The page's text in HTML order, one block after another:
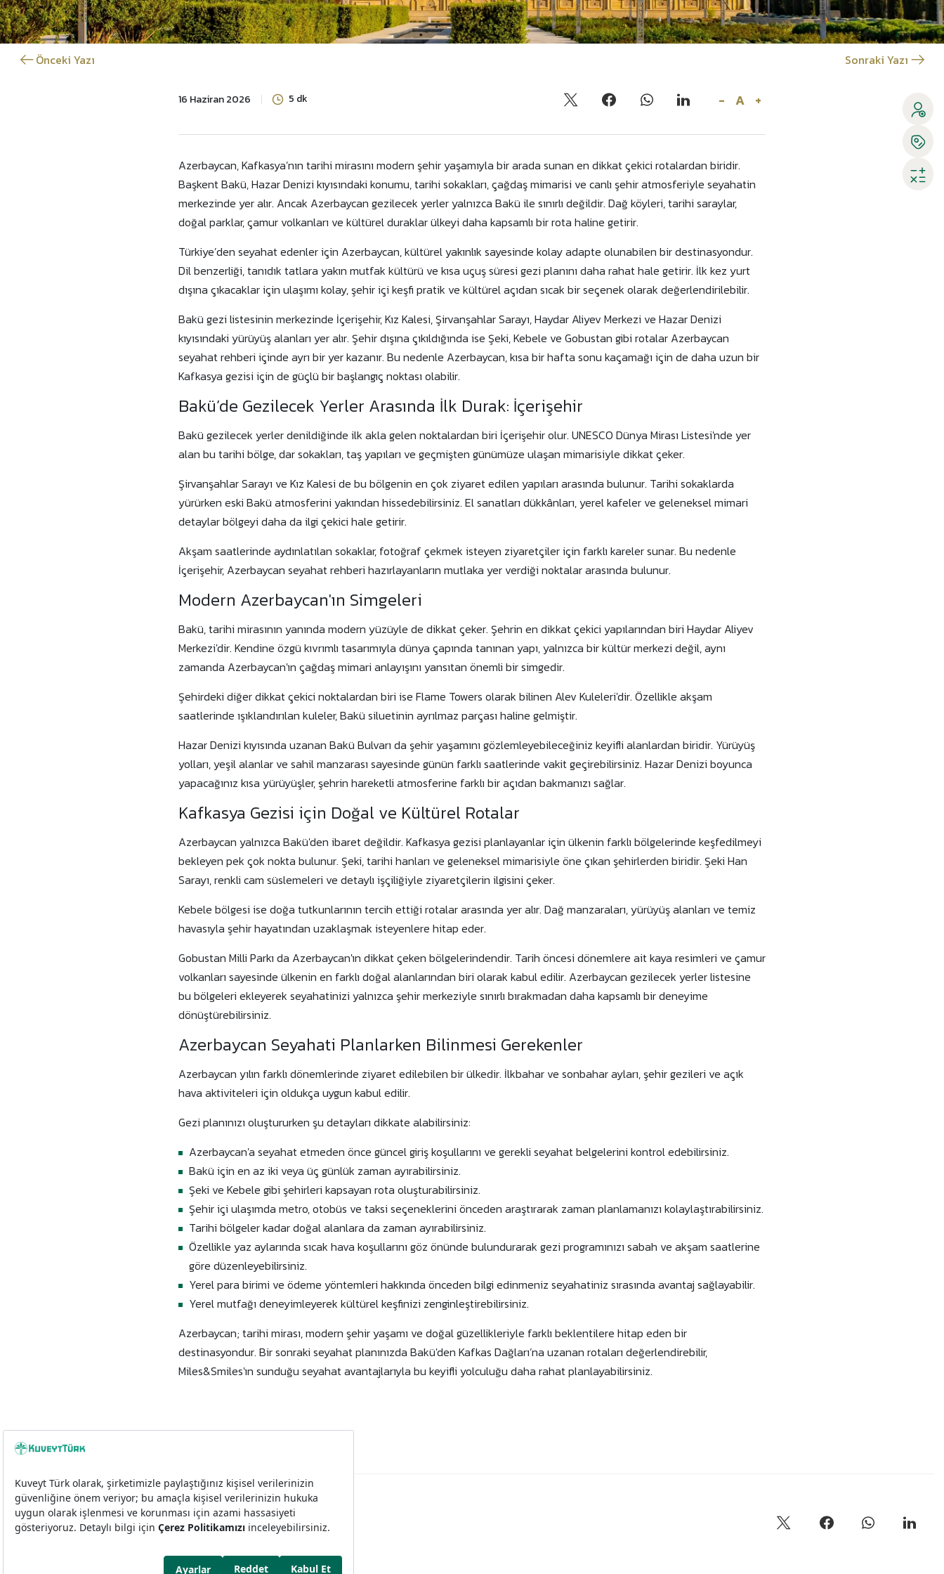
Önceki Yazı
16 Haziran 2026 5 dk - A +
Sonraki Yazı
Azerbaycan, Kafkasya’nın tarihi mirasını modern şehir yaşamıyla bir arada sunan en dikkat çekici rotalardan biridir.
Başkent Bakü, Hazar Denizi kıyısındaki konumu, tarihi sokakları, çağdaş mimarisi ve canlı şehir atmosferiyle seyahatin
merkezinde yer alır. Ancak Azerbaycan gezilecek yerler yalnızca Bakü ile sınırlı değildir. Dağ köyleri, tarihi saraylar,
doğal parklar, çamur volkanları ve kültürel duraklar ülkeyi daha kapsamlı bir rota haline getirir.
Türkiye’den seyahat edenler için Azerbaycan, kültürel yakınlık sayesinde kolay adapte olunabilen bir destinasyondur.
Dil benzerliği, tanıdık tatlara yakın mutfak kültürü ve kısa uçuş süresi gezi planını daha rahat hale getirir. İlk kez yurt
dışına çıkacaklar için ulaşımı kolay, şehir içi keşfi pratik ve kültürel açıdan sıcak bir seçenek olarak değerlendirilebilir.
Bakü gezi listesinin merkezinde İçerişehir, Kız Kalesi, Şirvanşahlar Sarayı, Haydar Aliyev Merkezi ve Hazar Denizi
kıyısındaki yürüyüş alanları yer alır. Şehir dışına çıkıldığında ise Şeki, Kebele ve Gobustan gibi rotalar Azerbaycan
seyahat rehberi içinde ayrı bir yer kazanır. Bu nedenle Azerbaycan, kısa bir hafta sonu kaçamağı için de daha uzun bir
Kafkasya gezisi için de güçlü bir başlangıç noktası olabilir.
Bakü’de Gezilecek Yerler Arasında İlk Durak: İçerişehir
Bakü gezilecek yerler denildiğinde ilk akla gelen noktalardan biri İçerişehir olur. UNESCO Dünya Mirası Listesi'nde yer
alan bu tarihi bölge, dar sokakları, taş yapıları ve geçmişten günümüze ulaşan mimarisiyle dikkat çeker.
Şirvanşahlar Sarayı ve Kız Kalesi de bu bölgenin en çok ziyaret edilen yapıları arasında bulunur. Tarihi sokaklarda
yürürken eski Bakü atmosferini yakından hissedebilirsiniz. El sanatları dükkânları, yerel kafeler ve geleneksel mimari
detaylar bölgeyi daha da ilgi çekici hale getirir.
Akşam saatlerinde aydınlatılan sokaklar, fotoğraf çekmek isteyen ziyaretçiler için farklı kareler sunar. Bu nedenle
İçerişehir, Azerbaycan seyahat rehberi hazırlayanların mutlaka yer verdiği noktalar arasında bulunur.
Modern Azerbaycan'ın Simgeleri
Bakü, tarihi mirasının yanında modern yüzüyle de dikkat çeker. Şehrin en dikkat çekici yapılarından biri Haydar Aliyev
Merkezi'dir. Kendine özgü kıvrımlı tasarımıyla dünya çapında tanınan yapı, yalnızca bir kültür merkezi değil, aynı
zamanda Azerbaycan'ın çağdaş mimari anlayışını yansıtan önemli bir simgedir.
Şehirdeki diğer dikkat çekici noktalardan biri ise Flame Towers olarak bilinen Alev Kuleleri'dir. Özellikle akşam
saatlerinde ışıklandırılan kuleler, Bakü siluetinin ayrılmaz parçası haline gelmiştir.
Hazar Denizi kıyısında uzanan Bakü Bulvarı da şehir yaşamını gözlemleyebileceğiniz keyifli alanlardan biridir. Yürüyüş
yolları, yeşil alanlar ve sahil manzarası sayesinde günün farklı saatlerinde vakit geçirebilirsiniz. Hazar Denizi boyunca
yapacağınız kısa yürüyüşler, şehrin hareketli atmosferine farklı bir açıdan bakmanızı sağlar.
Kafkasya Gezisi için Doğal ve Kültürel Rotalar
Azerbaycan yalnızca Bakü'den ibaret değildir. Kafkasya gezisi planlayanlar için ülkenin farklı bölgelerinde keşfedilmeyi
bekleyen pek çok nokta bulunur. Şeki, tarihi hanları ve geleneksel mimarisiyle öne çıkan şehirlerden biridir. Şeki Han
Sarayı, renkli cam süslemeleri ve detaylı işçiliğiyle ziyaretçilerin ilgisini çeker.
Kebele bölgesi ise doğa tutkunlarının tercih ettiği rotalar arasında yer alır. Dağ manzaraları, yürüyüş alanları ve temiz
havasıyla şehir hayatından uzaklaşmak isteyenlere hitap eder.
Gobustan Milli Parkı da Azerbaycan'ın dikkat çeken bölgelerindendir. Tarih öncesi dönemlere ait kaya resimleri ve çamur
volkanları sayesinde ülkenin en farklı doğal alanlarından biri olarak kabul edilir. Azerbaycan gezilecek yerler listesine
bu bölgeleri ekleyerek seyahatinizi yalnızca şehir merkeziyle sınırlı bırakmadan daha kapsamlı bir deneyime
dönüştürebilirsiniz.
Azerbaycan Seyahati Planlarken Bilinmesi Gerekenler
Azerbaycan yılın farklı dönemlerinde ziyaret edilebilen bir ülkedir. İlkbahar ve sonbahar ayları, şehir gezileri ve açık
hava aktiviteleri için oldukça uygun kabul edilir.
Gezi planınızı oluştururken şu detayları dikkate alabilirsiniz:
Azerbaycan'a seyahat etmeden önce güncel giriş koşullarını ve gerekli seyahat belgelerini kontrol edebilirsiniz.
Bakü için en az iki veya üç günlük zaman ayırabilirsiniz.
Şeki ve Kebele gibi şehirleri kapsayan rota oluşturabilirsiniz.
Şehir içi ulaşımda metro, otobüs ve taksi seçeneklerini önceden araştırarak zaman planlamanızı kolaylaştırabilirsiniz.
Tarihi bölgeler kadar doğal alanlara da zaman ayırabilirsiniz.
Özellikle yaz aylarında sıcak hava koşullarını göz önünde bulundurarak gezi programınızı sabah ve akşam saatlerine
göre düzenleyebilirsiniz.
Yerel para birimi ve ödeme yöntemleri hakkında önceden bilgi edinmeniz seyahatiniz sırasında avantaj sağlayabilir.
Yerel mutfağı deneyimleyerek kültürel keşfinizi zenginleştirebilirsiniz.
Azerbaycan; tarihi mirası, modern şehir yaşamı ve doğal güzellikleriyle farklı beklentilere hitap eden bir
destinasyondur. Bir sonraki seyahat planınızda Bakü'den Kafkas Dağları’na uzanan rotaları değerlendirebilir,
Miles&Smiles'ın sunduğu seyahat avantajlarıyla bu keyifli yolculuğu daha rahat planlayabilirsiniz.
Her Hakkı Miles&Smiles Kuveyt Türk’e aittir. © 2025